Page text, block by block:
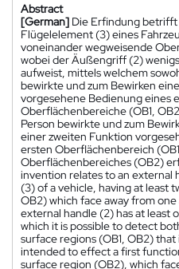
Abstract
[German] Die Erfindung
Flügelelement (3) eines
voneinander wegweisende
wobei der Äußengriff (2)
aufweist, mittels welchem
bewirkte und zum Bewirken
vorgesehene Bedienung eines
Oberflächenbereiche (OB1,
Person bewirkte und zum
einer zweiten Funktion
ersten Oberflächenbereich
Oberflächenbereiches (OB2)
invention relates to an external
(3) of a vehicle, having at least
OB2) which face away from
external handle (2) has at least
which it is possible to detect
surface regions (OB1, OB2)
intended to effect a first
surface region (OB2), which